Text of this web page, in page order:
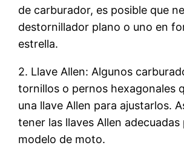
de carburador, es posible que
destornillador plano o uno en
estrella.
2. Llave Allen: Algunos
tornillos o pernos hexagonales
una llave Allen para ajustarlos.
tener las llaves Allen adecuadas
modelo de moto.